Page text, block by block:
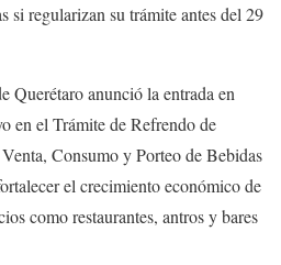
si regularizan su trámite antes del 29
Querétaro anunció la entrada en
en el Trámite de Refrendo de
Consumo y Porteo de Bebidas
el crecimiento económico de
como restaurantes, antros y bares